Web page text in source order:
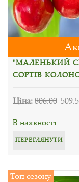
"МАЛЕНЬКИЙ
СОРТІВ
Ціна:806.00
В наявності
ПЕРЕГЛЯНУТИ
Топ сезону